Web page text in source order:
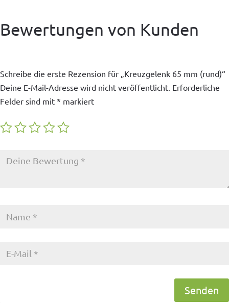
Bewertungen von Kunden
Schreibe die erste Rezension für „Kreuzgelenk 65 mm (rund)“
Deine E-Mail-Adresse wird nicht veröffentlicht. Erforderliche
Felder sind mit * markiert
Senden